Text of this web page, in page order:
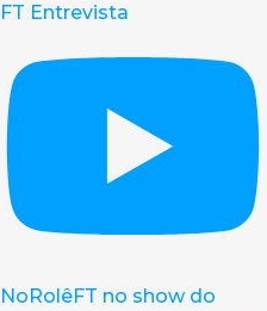
FT Entrevista
NoRolêFT no show do